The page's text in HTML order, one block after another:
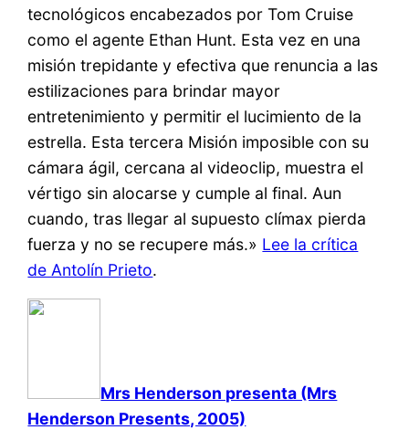
tecnológicos encabezados por Tom Cruise
como el agente Ethan Hunt. Esta vez en una
misión trepidante y efectiva que renuncia a las
estilizaciones para brindar mayor
entretenimiento y permitir el lucimiento de la
estrella. Esta tercera Misión imposible con su
cámara ágil, cercana al videoclip, muestra el
vértigo sin alocarse y cumple al final. Aun
cuando, tras llegar al supuesto clímax pierda
fuerza y no se recupere más.» Lee la crítica
de Antolín Prieto.
Mrs Henderson presenta (Mrs
Henderson Presents, 2005)